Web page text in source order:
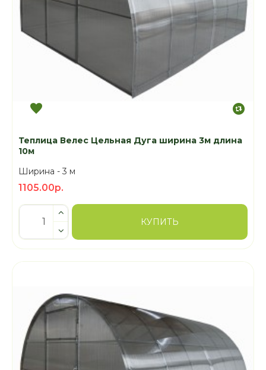
Теплица Велес Цельная Дуга ширина 3м длина
10м
Ширина - 3 м
1105.00р.
КУПИТЬ